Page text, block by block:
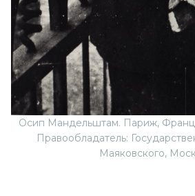
Осип Мандельштам. Париж,
Правообладатель:
Маяковского,